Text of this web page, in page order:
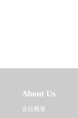
About Us
会社概要